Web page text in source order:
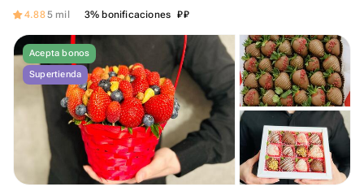
4.885 mil 3% bonificaciones ₽₽
Acepta bonos
Supertienda